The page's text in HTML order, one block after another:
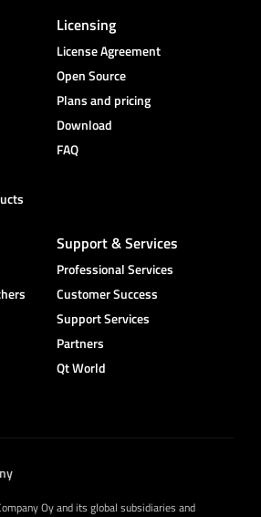
Licensing
License Agreement
Open Source
Plans and pricing
Download
FAQ
Support & Services
Professional Services
Customer Success
Support Services
Partners
Qt World
Oy and its global subsidiaries and